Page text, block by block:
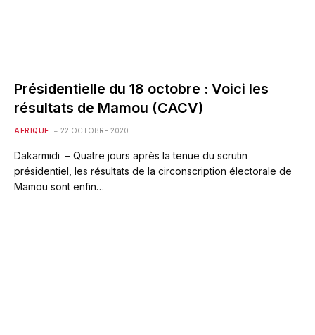
Présidentielle du 18 octobre : Voici les
résultats de Mamou (CACV)
AFRIQUE 22 OCTOBRE 2020
Dakarmidi – Quatre jours après la tenue du scrutin
présidentiel, les résultats de la circonscription électorale de
Mamou sont enfin…